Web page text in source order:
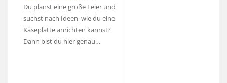
Du planst eine große Feier und
suchst nach Ideen, wie du eine
Käseplatte anrichten kannst?
Dann bist du hier genau…